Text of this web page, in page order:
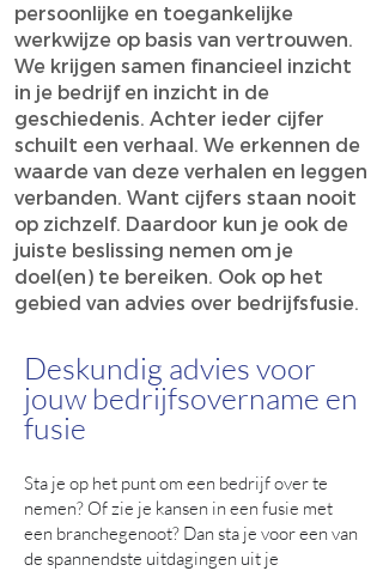
persoonlijke en toegankelijke
werkwijze op basis van vertrouwen.
We krijgen samen financieel inzicht
in je bedrijf en inzicht in de
geschiedenis. Achter ieder cijfer
schuilt een verhaal. We erkennen de
waarde van deze verhalen en leggen
verbanden. Want cijfers staan nooit
op zichzelf. Daardoor kun je ook de
juiste beslissing nemen om je
doel(en) te bereiken. Ook op het
gebied van advies over bedrijfsfusie.
Deskundig advies voor
jouw bedrijfsovername en
fusie
Sta je op het punt om een bedrijf over te
nemen? Of zie je kansen in een fusie met
een branchegenoot? Dan sta je voor een van
de spannendste uitdagingen uit je